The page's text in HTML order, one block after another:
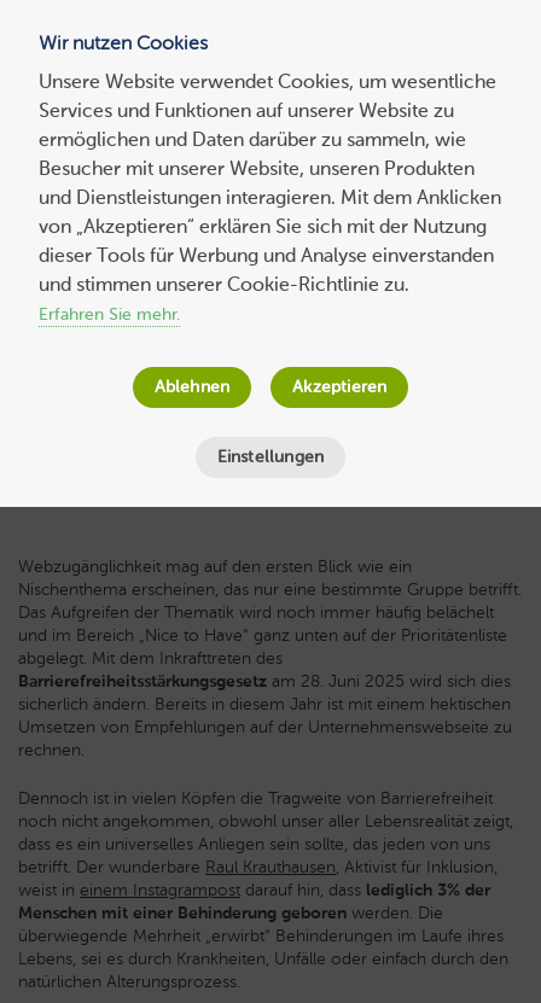
Suchen
nach:
Warum Accessibility jeden angeht und was
Sie bei der Entwicklung von Webseiten
Astrid Kramer
4. Juli 2024
Webzugänglichkeit mag auf den ersten Blick wie ein
Nischenthema erscheinen, das nur eine bestimmte Gruppe betrifft.
Das Aufgreifen der Thematik wird noch immer häufig belächelt
und im Bereich „Nice to Have“ ganz unten auf der Prioritätenliste
abgelegt. Mit dem Inkrafttreten des
Barrierefreiheitsstärkungsgesetz am 28. Juni 2025 wird sich dies
sicherlich ändern. Bereits in diesem Jahr ist mit einem hektischen
Umsetzen von Empfehlungen auf der Unternehmenswebseite zu
rechnen.
Dennoch ist in vielen Köpfen die Tragweite von Barrierefreiheit
noch nicht angekommen, obwohl unser aller Lebensrealität zeigt,
dass es ein universelles Anliegen sein sollte, das jeden von uns
betrifft. Der wunderbare Raul Krauthausen, Aktivist für Inklusion,
weist in einem Instagrampost darauf hin, dass lediglich 3% der
Menschen mit einer Behinderung geboren werden. Die
überwiegende Mehrheit „erwirbt“ Behinderungen im Laufe ihres
Lebens, sei es durch Krankheiten, Unfälle oder einfach durch den
natürlichen Alterungsprozess.
Wir nutzen Cookies
Unsere Website verwendet Cookies, um wesentliche
Services und Funktionen auf unserer Website zu
ermöglichen und Daten darüber zu sammeln, wie
Besucher mit unserer Website, unseren Produkten
und Dienstleistungen interagieren. Mit dem Anklicken
von „Akzeptieren“ erklären Sie sich mit der Nutzung
dieser Tools für Werbung und Analyse einverstanden
und stimmen unserer Cookie-Richtlinie zu.
Erfahren Sie mehr.
Einstellungen
Ablehnen Akzeptieren